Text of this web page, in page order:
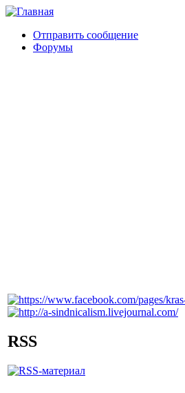
Отправить сообщение
Форумы
RSS